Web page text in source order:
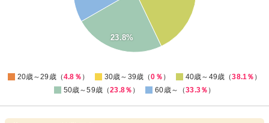
23.8%
20歳～29歳（4.8％ ） 30歳～39歳（0％ ） 40歳～49歳（38.1％ ）
50歳～59歳（23.8％ ） 60歳～（33.3％ ）